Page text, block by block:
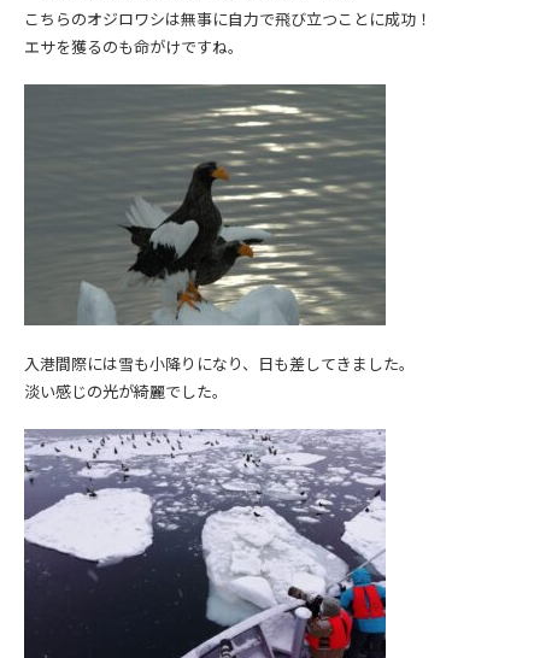
こちらのオジロワシは無事に自力で飛び立つことに成功！
エサを獲るのも命がけですね。
入港間際には雪も小降りになり、日も差してきました。
淡い感じの光が綺麗でした。